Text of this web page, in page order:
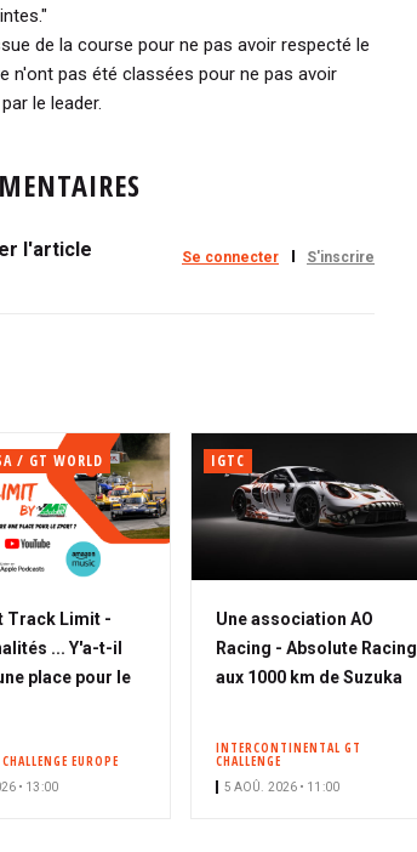
de la course pour ne pas avoir respecté le
n'ont pas été classées pour ne pas avoir
le leader.
l'article Se connecter S'inscrire
/ GT WORLD
Track Limit -
... Y'a-t-il
place pour le
EUROPE
• 13:00
IGTC
Une association AO
Racing - Absolute Racing
aux 1000 km de Suzuka
INTERCONTINENTAL GT
CHALLENGE
5 AOÛ. 2026 • 11:00